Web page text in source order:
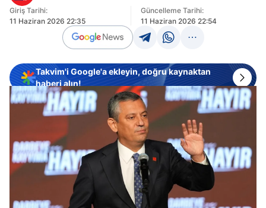
Giriş Tarihi:
11 Haziran 2026 22:35
Güncelleme Tarihi:
11 Haziran 2026 22:54
Takvim'i Google'a ekleyin, doğru kaynaktan
haberi alın!